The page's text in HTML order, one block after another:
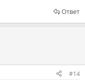
Ответ
#14